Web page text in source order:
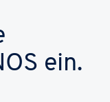
ein.